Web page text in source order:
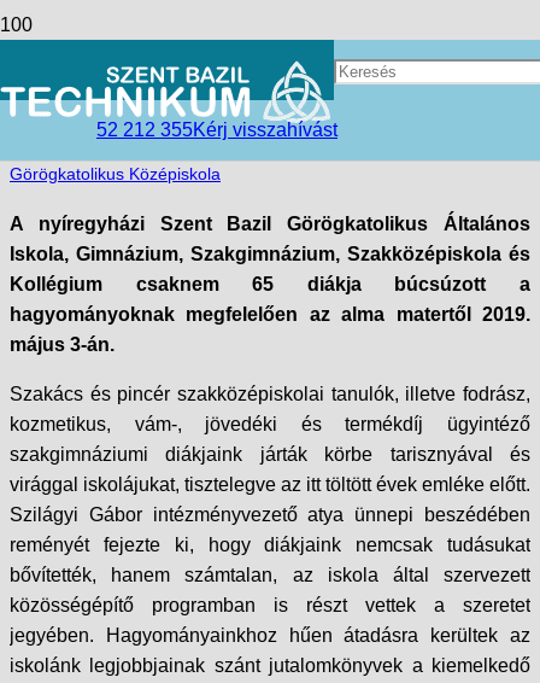
52 212 355Kérj visszahívást
Tovább, tovább……
access_time2019-05-16
Hírek,Nyíregyházi Tagintézmény
Görögkatolikus Középiskola
A nyíregyházi Szent Bazil Görögkatolikus Általános
Iskola, Gimnázium, Szakgimnázium, Szakközépiskola és
Kollégium csaknem 65 diákja búcsúzott a
hagyományoknak megfelelően az alma matertől 2019.
május 3-án.
Szakács és pincér szakközépiskolai tanulók, illetve fodrász,
kozmetikus, vám-, jövedéki és termékdíj ügyintéző
szakgimnáziumi diákjaink járták körbe tarisznyával és
virággal iskolájukat, tisztelegve az itt töltött évek emléke előtt.
Szilágyi Gábor intézményvezető atya ünnepi beszédében
reményét fejezte ki, hogy diákjaink nemcsak tudásukat
bővítették, hanem számtalan, az iskola által szervezett
közösségépítő programban is részt vettek a szeretet
jegyében. Hagyományainkhoz hűen átadásra kerültek az
iskolánk legjobbjainak szánt jutalomkönyvek a kiemelkedő